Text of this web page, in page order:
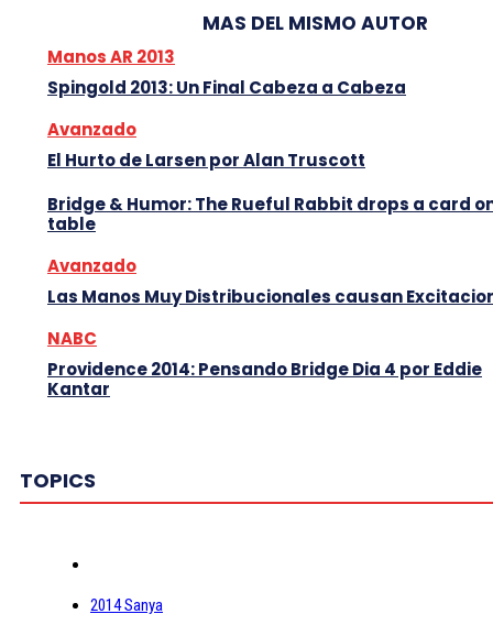
MAS DEL MISMO AUTOR
Manos AR 2013
Spingold 2013: Un Final Cabeza a Cabeza
Avanzado
El Hurto de Larsen por Alan Truscott
Bridge & Humor: The Rueful Rabbit drops a card
table
Avanzado
Las Manos Muy Distribucionales causan
NABC
Providence 2014: Pensando Bridge Dia 4 por Eddie
Kantar
TOPICS
2014 Sanya